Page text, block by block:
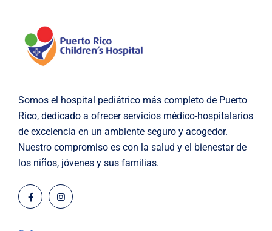
Somos el hospital pediátrico más completo de Puerto
Rico, dedicado a ofrecer servicios médico-hospitalarios
de excelencia en un ambiente seguro y acogedor.
Nuestro compromiso es con la salud y el bienestar de
los niños, jóvenes y sus familias.